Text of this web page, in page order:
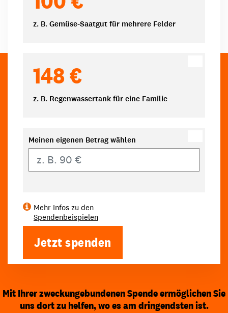
z. B. Gemüse-Saatgut für mehrere Felder
148 €
z. B. Regenwassertank für eine Familie
Meinen eigenen Betrag wählen
Mehr Infos zu den
Spendenbeispielen
Jetzt spenden
Mit Ihrer zweckungebundenen Spende ermöglichen Sie
uns dort zu helfen, wo es am dringendsten ist.